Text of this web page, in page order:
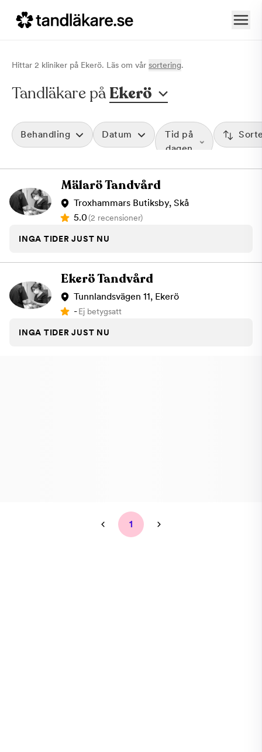
Hittar 2 kliniker på Ekerö. Läs om vår sortering.
Tandläkare på Ekerö
Behandling Datum
Tid på
dagen
Mälarö Tandvård
Troxhammars Butiksby, Skå
5.0(2 recensioner)
INGA TIDER JUST NU
Ekerö Tandvård
Tunnlandsvägen 11, Ekerö
-Ej betygsatt
INGA TIDER JUST NU
1